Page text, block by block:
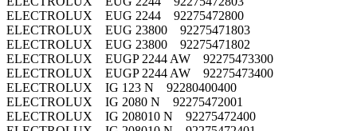
ELECTROLUX EUG 2244 92275472800
ELECTROLUX EUG 23800 92275471803
ELECTROLUX EUG 23800 92275471802
ELECTROLUX EUGP 2244 AW 92275473300
ELECTROLUX EUGP 2244 AW 92275473400
ELECTROLUX IG 123 N 92280400400
ELECTROLUX IG 2080 N 92275472001
ELECTROLUX IG 208010 N 92275472400